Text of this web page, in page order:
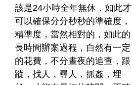
該是24小時全年無休，如此才
可以確保分分秒秒的準確度，
精準度，當然相對的，如此的
長時間辦案過程，自然有一定
的花費，不分晝夜的追查，跟
蹤，找人，尋人，抓姦，埋